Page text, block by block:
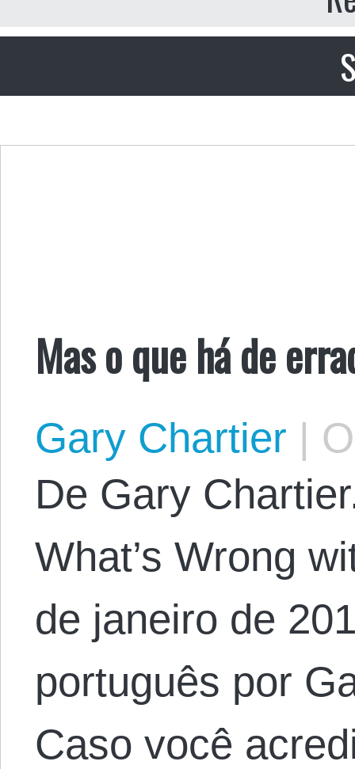
Mas o que há de
Gary Chartier |
De Gary
What’s Wrong
de janeiro de
português por
Caso você